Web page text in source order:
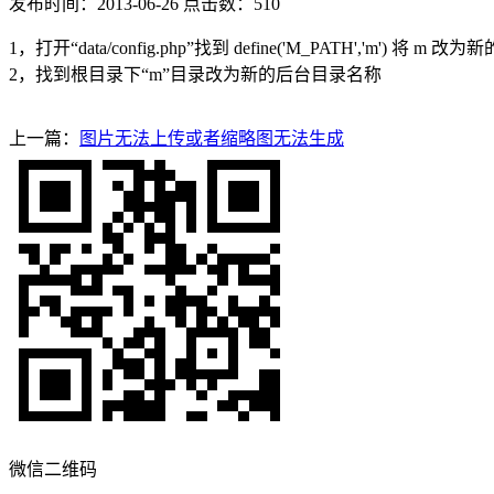
发布时间：2013-06-26 点击数：510
1，打开“data/config.php”找到 define('M_PATH','m') 将 m 改为
2，找到根目录下“m”目录改为新的后台目录名称
上一篇： 图片无法上传或者缩略图无法生成
微信二维码